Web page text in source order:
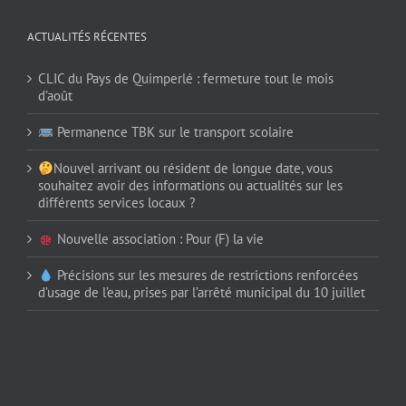
ACTUALITÉS RÉCENTES
CLIC du Pays de Quimperlé : fermeture tout le mois
d’août
Permanence TBK sur le transport scolaire
Nouvel arrivant ou résident de longue date, vous
souhaitez avoir des informations ou actualités sur les
différents services locaux ?
Nouvelle association : Pour (F) la vie
Précisions sur les mesures de restrictions renforcées
d’usage de l’eau, prises par l’arrêté municipal du 10 juillet